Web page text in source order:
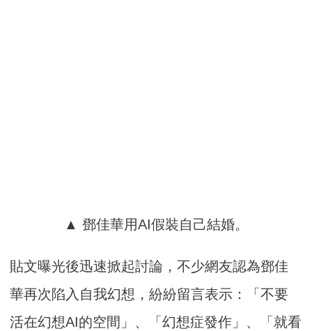
▲ 鄧佳華用AI假裝自己結婚。
貼文曝光後迅速掀起討論，不少網友認為鄧佳
華再次陷入自我幻想，紛紛留言表示：「不要
活在幻想AI的空間」、「幻想症發作」、「就看